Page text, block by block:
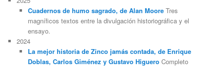
Cuadernos de humo sagrado, de Alan MooreTres
magníficos textos entre la divulgación historiográfica y el
ensayo.
2024
La mejor historia de Zinco jamás contada, de Enrique
Doblas, Carlos Giménez y Gustavo HigueroCompleto